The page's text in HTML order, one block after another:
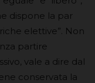
dispone la par
elettive”. Non
partire
vale a dire dal
conservata la